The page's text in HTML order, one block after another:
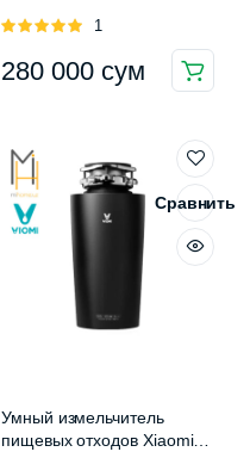
Оценка
1
280 000 сум
Сравнить
Умный измельчитель
пищевых отходов Xiaomi